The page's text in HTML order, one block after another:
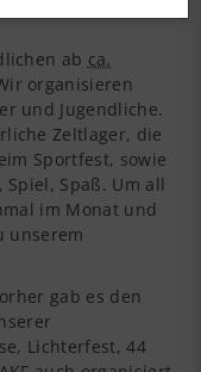
ab ca.
organisieren
und Jugendliche.
Zeltlager, die
Sportfest, sowie
Spaß. Um all
im Monat und
unserem
gab es den
Lichterfest, 44